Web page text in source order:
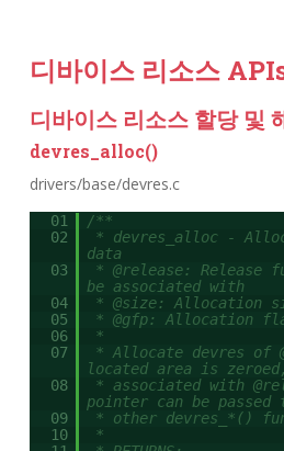
디바이스 리소스
디바이스 리소스 할당 및
devres_alloc()
drivers/base/devres.c
01
/**
02
* devres_alloc -
data
03
* @release: Release
be associated with
04
* @size: Allocation
05
* @gfp: Allocation
06
*
07
* Allocate devres of
located area is
08
* associated with
pointer can be passed
09
* other devres_*()
10
*